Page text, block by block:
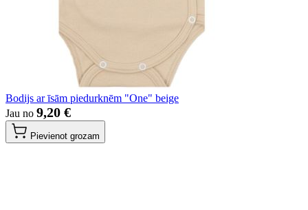
Bodijs ar īsām piedurknēm "One" beige
Jau no 9,20 €
Pievienot grozam